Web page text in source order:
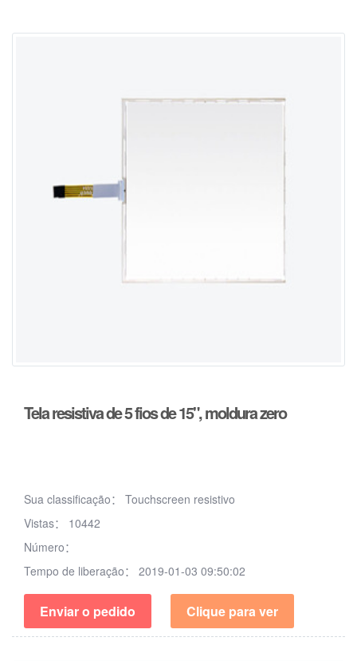
Tela resistiva de 5 fios de 15", moldura zero
Sua classificação： Touchscreen resistivo
Vistas： 10442
Número：
Tempo de liberação： 2019-01-03 09:50:02
Enviar o pedido Clique para ver